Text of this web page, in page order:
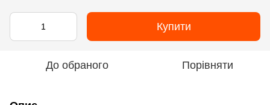
Купити
До обраного Порівняти